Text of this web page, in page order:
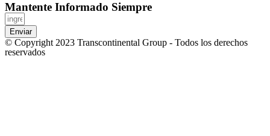
Mantente Informado Siempre
Enviar
© Copyright 2023 Transcontinental Group - Todos los derechos
reservados